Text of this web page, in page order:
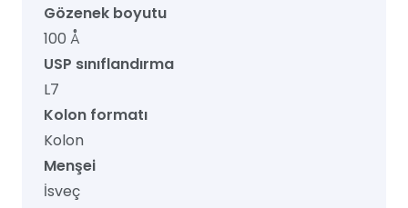
Gözenek boyutu
100 Å
USP sınıflandırma
L7
Kolon formatı
Kolon
Menşei
İsveç